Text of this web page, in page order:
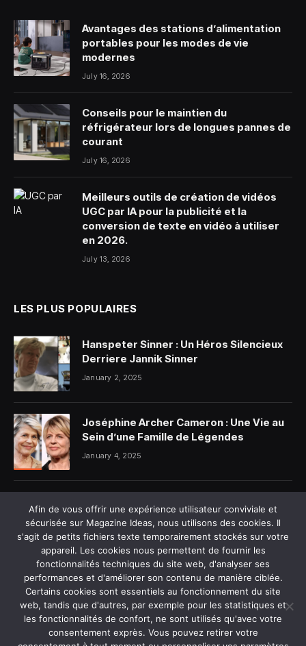
Avantages des stations d’alimentation
portables pour les modes de vie
modernes
July 16, 2026
Conseils pour le maintien du
réfrigérateur lors de longues pannes de
courant
July 16, 2026
Meilleurs outils de création de vidéos
UGC par IA pour la publicité et la
conversion de texte en vidéo à utiliser
en 2026.
July 13, 2026
LES PLUS POPULAIRES
Hanspeter Sinner : Un Héros Silencieux
Derriere Jannik Sinner
January 2, 2025
Joséphine Archer Cameron : Une Vie au
Sein d’une Famille de Légendes
January 4, 2025
l’on sait vraiment
January 5, 2025
MAISON
À PROPOS DE NOUS
Afin de vous offrir une expérience utilisateur conviviale et
sécurisée sur Magazine Ideas, nous utilisons des cookies. Il
s'agit de petits fichiers texte temporairement stockés sur votre
appareil. Les cookies nous permettent de fournir les
fonctionnalités techniques du site web, d'analyser ses
performances et d'améliorer son contenu de manière ciblée.
Certains cookies sont essentiels au fonctionnement du site
web, tandis que d'autres, par exemple pour les statistiques et
les fonctionnalités de confort, ne sont utilisés qu'avec votre
consentement exprès. Vous pouvez retirer votre